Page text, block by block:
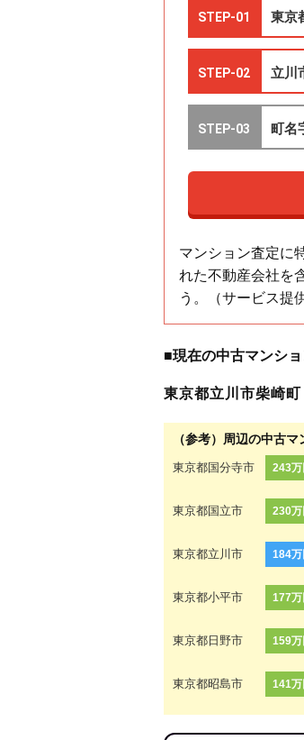
マンション査定に
れた不動産会社を
う。（サービス提
■現在の中古マンシ
東京都立川市柴崎
（参考）周辺の中古
東京都国分寺市 243万
東京都国立市 230万
東京都立川市 184万
東京都小平市 177万
東京都日野市 159万
東京都昭島市 141万